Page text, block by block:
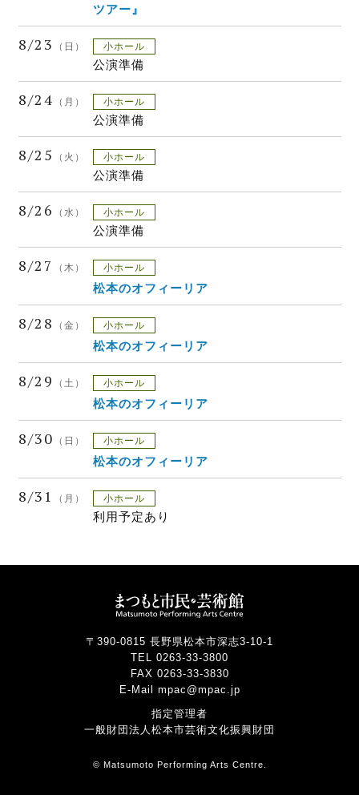
ツアー』
8/23 （日） 小ホール
公演準備
8/24 （月） 小ホール
公演準備
8/25 （火） 小ホール
公演準備
8/26 （水） 小ホール
公演準備
8/27 （木） 小ホール
松本のオフィーリア
8/28 （金） 小ホール
松本のオフィーリア
8/29 （土） 小ホール
松本のオフィーリア
8/30 （日） 小ホール
松本のオフィーリア
8/31 （月） 小ホール
利用予定あり
〒390-0815 長野県松本市深志3-10-1
TEL 0263-33-3800
FAX 0263-33-3830
E-Mail mpac@mpac.jp
指定管理者
一般財団法人松本市芸術文化振興財団
© Matsumoto Performing Arts Centre.